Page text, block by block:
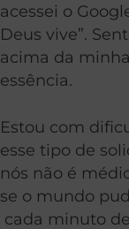
acessei o
Deus vive”.
acima da
essência.
Estou com
esse tipo de
nós não é
se o mundo
cada minuto